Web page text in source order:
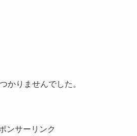
かりませんでした。
ンサーリンク